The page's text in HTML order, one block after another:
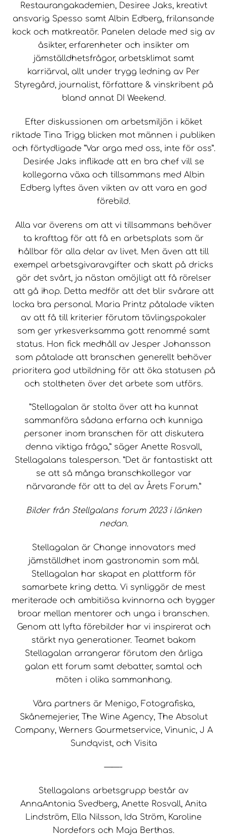
Restaurangakademien, Desiree Jaks, kreativt
ansvarig Spesso samt Albin Edberg, frilansande
kock och matkreatör. Panelen delade med sig av
åsikter, erfarenheter och insikter om
jämställdhetsfrågor, arbetsklimat samt
karriärval, allt under trygg ledning av Per
Styregård, journalist, författare & vinskribent på
bland annat DI Weekend.
Efter diskussionen om arbetsmiljön i köket
riktade Tina Trigg blicken mot männen i publiken
och förtydligade ”Var arga med oss, inte för oss”.
Desirée Jaks inflikade att en bra chef vill se
kollegorna växa och tillsammans med Albin
Edberg lyftes även vikten av att vara en god
förebild.
Alla var överens om att vi tillsammans behöver
ta krafttag för att få en arbetsplats som är
hållbar för alla delar av livet. Men även att till
exempel arbetsgivaravgifter och skatt på dricks
gör det svårt, ja nästan omöjligt att få rörelser
att gå ihop. Detta medför att det blir svårare att
locka bra personal. Maria Printz påtalade vikten
av att få till kriterier förutom tävlingspokaler
som ger yrkesverksamma gott renommé samt
status. Hon fick medhåll av Jesper Johansson
som påtalade att branschen generellt behöver
prioritera god utbildning för att öka statusen på
och stoltheten över det arbete som utförs.
”Stellagalan är stolta över att ha kunnat
sammanföra sådana erfarna och kunniga
personer inom branschen för att diskutera
denna viktiga fråga,” säger Anette Rosvall,
Stellagalans talesperson. ”Det är fantastiskt att
se att så många branschkollegor var
närvarande för att ta del av Årets Forum.”
Bilder från Stellgalans forum 2023 i länken
nedan.
Stellagalan är Change innovators med
jämställdhet inom gastronomin som mål.
Stellagalan har skapat en plattform för
samarbete kring detta. Vi synliggör de mest
meriterade och ambitiösa kvinnorna och bygger
broar mellan mentorer och unga i branschen.
Genom att lyfta förebilder har vi inspirerat och
stärkt nya generationer. Teamet bakom
Stellagalan arrangerar förutom den årliga
galan ett forum samt debatter, samtal och
möten i olika sammanhang.
Våra partners är Menigo, Fotografiska,
Skånemejerier, The Wine Agency, The Absolut
Company, Werners Gourmetservice, Vinunic, J A
Sundqvist, och Visita
——-
Stellagalans arbetsgrupp består av
AnnaAntonia Svedberg, Anette Rosvall, Anita
Lindström, Ella Nilsson, Ida Ström, Karoline
Nordefors och Maja Berthas.